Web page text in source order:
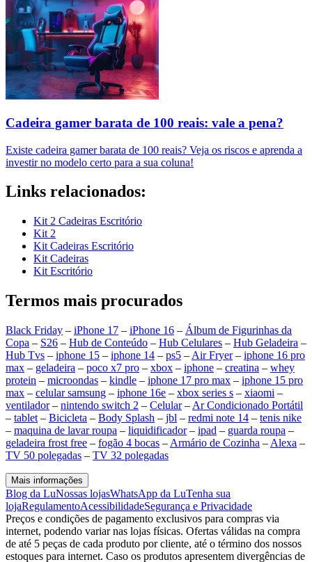
Cadeira gamer barata de 100 reais: vale a pena?
Existe cadeira gamer barata de 100 reais? Veja os riscos e aprenda a
investir no modelo certo para a sua coluna!
Links relacionados:
Kit 2 Cadeiras Escritório
Kit 2
Kit Cadeiras Escritório
Kit Cadeiras
Kit Escritório
Termos mais procurados
Black Friday – iPhone 17 – iPhone 16 – Álbum de Figurinhas da
Copa – S26 – Hub de Conteúdo – Hub Celulares – Hub Geladeira –
Hub Tvs – iphone 15 – iphone 14 – ps5 – Air Fryer– iphone 16 pro
max – geladeira – poco x7 pro – xbox – iphone – creatina – whey
protein – microondas – kindle – iphone 17 pro max – iphone 15 pro
max – celular samsung – iphone 16e – xbox series s – xiaomi –
ventilador– nintendo switch 2 – Celular– Ar Condicionado Portátil
– tablet – Bicicleta – Body Splash – jbl – redmi note 14 – tenis nike
– maquina de lavar roupa – liquidificador– ipad – guarda roupa –
geladeira frost free – fogão 4 bocas – Armário de Cozinha – Alexa –
TV 50 polegadas – TV 32 polegadas
Mais informações
Blog da LuNossas lojasWhatsApp da LuTenha sua
lojaRegulamentoAcessibilidadeSegurança e Privacidade
Preços e condições de pagamento exclusivos para compras via
internet, podendo variar nas lojas físicas. Ofertas válidas na compra
de até 5 peças de cada produto por cliente, até o término dos nossos
estoques para internet. Caso os produtos apresentem divergências de